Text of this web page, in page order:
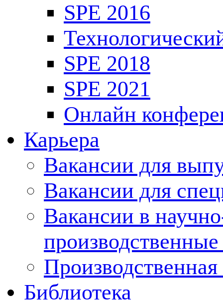
SPE 2016
SPE 2018
SPE 2021
Онлайн
Карьера
Вакансии для
Вакансии для
Вакансии в
Производственная
Библиотека